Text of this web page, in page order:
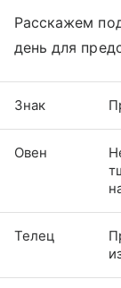
Расскажем
день для
Знак
Овен
Телец